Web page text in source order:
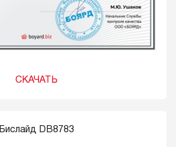
СКАЧАТЬ
Бислайд DB8783